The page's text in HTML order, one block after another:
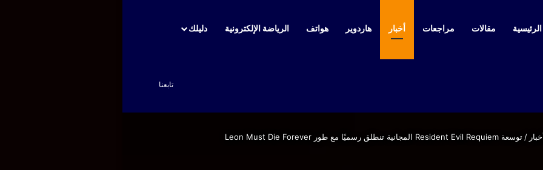
مقالات مراجعات أخبار هاردوير هواتف الرياضة الإلكترونية دليلك
تابعنا
/ توسعة Resident Evil Requiem المجانية تنطلق رسميًا مع طور Leon Must Die Forever